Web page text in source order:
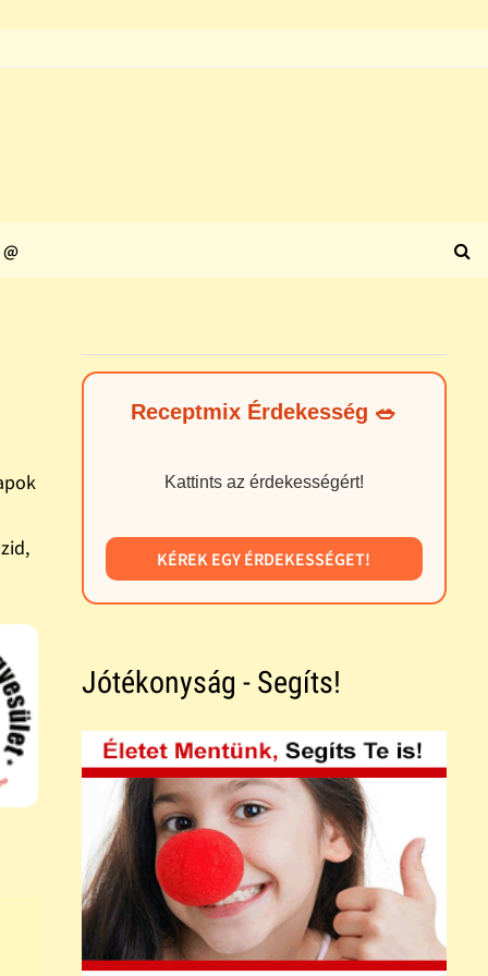
@
Receptmix Érdekesség 🥗
Kattints az érdekességért!
KÉREK EGY ÉRDEKESSÉGET!
Jótékonyság - Segíts!